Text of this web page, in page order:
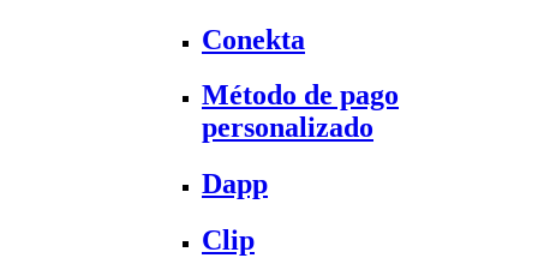
Conekta
Método de pago
personalizado
Dapp
Clip